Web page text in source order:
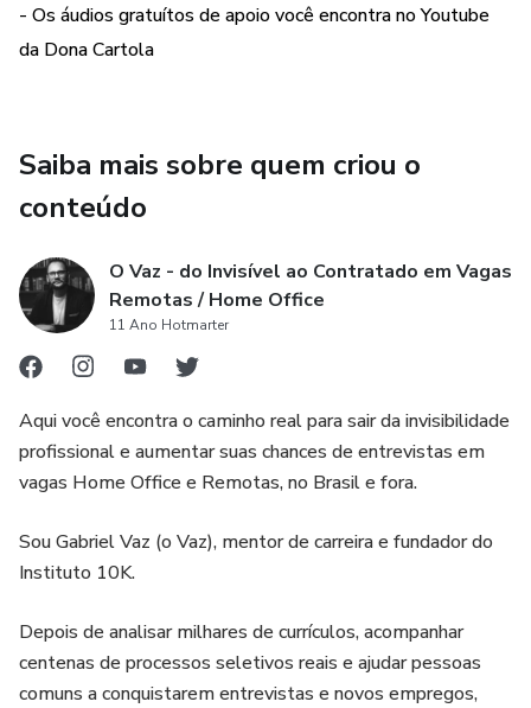
- Os áudios gratuítos de apoio você encontra no Youtube
da Dona Cartola
Saiba mais sobre quem criou o
conteúdo
O Vaz - do Invisível ao Contratado em Vagas
Remotas / Home Office
11 Ano Hotmarter
Aqui você encontra o caminho real para sair da invisibilidade
profissional e aumentar suas chances de entrevistas em
vagas Home Office e Remotas, no Brasil e fora.
Sou Gabriel Vaz (o Vaz), mentor de carreira e fundador do
Instituto 10K.
Depois de analisar milhares de currículos, acompanhar
centenas de processos seletivos reais e ajudar pessoas
comuns a conquistarem entrevistas e novos empregos,